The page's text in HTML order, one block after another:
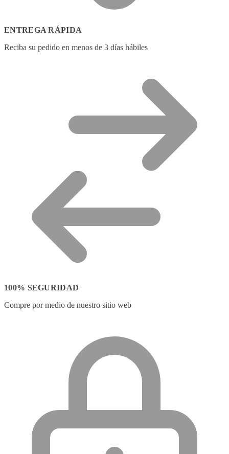
ENTREGA RÁPIDA
Reciba su pedido en menos de 3 días hábiles
100% SEGURIDAD
Compre por medio de nuestro sitio web